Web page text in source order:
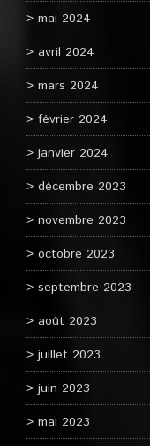
mai 2024
avril 2024
mars 2024
février 2024
janvier 2024
décembre 2023
novembre 2023
octobre 2023
septembre 2023
août 2023
juillet 2023
juin 2023
mai 2023